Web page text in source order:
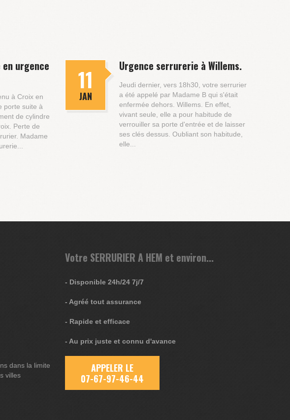
urgence
à Croix en
porte suite à
de cylindre
Perte de
Madame
11
JAN
Urgence serrurerie à Willems.
Jeudi dernier, vers 18h30, votre serrurier
a été appelé par Madame B qui s'était
enfermée dehors. Willems. En effet,
vivant seule, elle a pour habitude de
verrouiller sa porte d'entrée et de laisser
ses clés dessus. Oubliant son habitude,
elle...
dans la limite
villes
Votre SERRURIER A HEM et environ...
- Disponible 24h/24 7j/7
- Agréé tout assurance
- Rapide et efficace
- Au prix juste et connu d'avance
APPELER LE
07-67-97-46-44